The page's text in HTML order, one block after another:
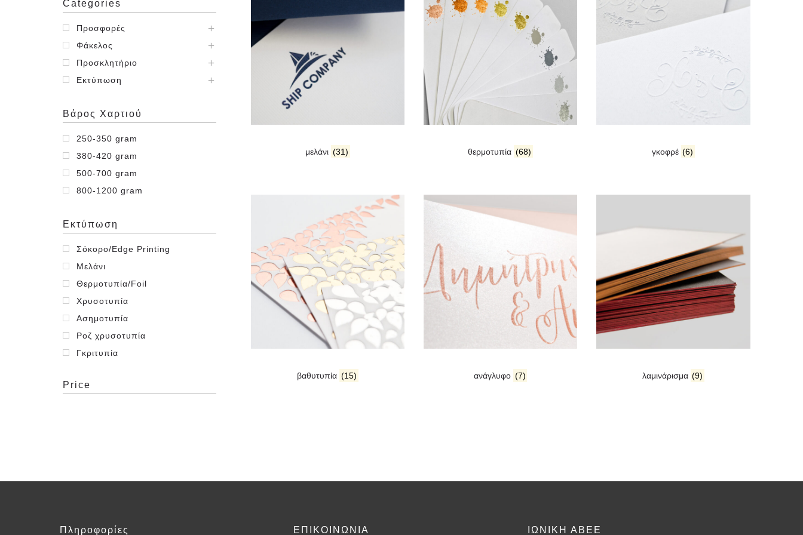
Categories
Προσφορές
Φάκελος
Προσκλητήριο
Εκτύπωση
Βάρος Χαρτιού
250-350 gram
380-420 gram
500-700 gram
800-1200 gram
Εκτύπωση
Σόκορο/Edge Printing
Μελάνι
Θερμοτυπία/Foil
Χρυσοτυπία
Ασημοτυπία
Ροζ χρυσοτυπία
Γκριτυπία
Μαυροτυπία
Price
μελάνι (31) θερμοτυπία (68) γκοφρέ (6)
βαθυτυπία (15) ανάγλυφο (7) λαμινάρισμα (9)
Πληροφορίες ΕΠΙΚΟΙΝΩΝΙΑ ΙΩΝΙΚΗ ΑΒΕΕ